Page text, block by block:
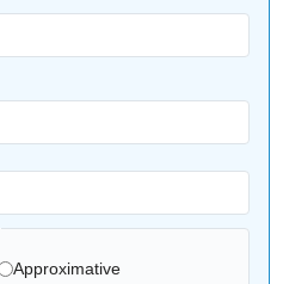
Approximative